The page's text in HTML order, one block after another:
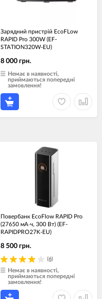
Зарядний пристрій EcoFLow
RAPID Pro 300W (EF-
STATION320W-EU)
8 000 грн.
Немає в наявності,
приймаються попередні
замовлення!
Повербанк EcoFlow RAPID Pro
(27650 мА·ч, 300 Вт) (EF-
RAPIDPRO27K-EU)
(6)
8 500 грн.
Немає в наявності,
приймаються попередні
замовлення!